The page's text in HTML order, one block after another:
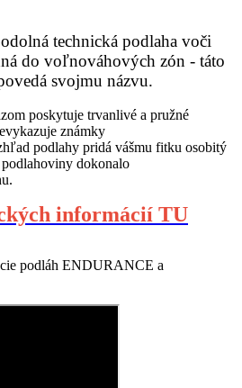
technická podlaha voči
do voľnováhových zón - táto
svojmu názvu.
poskytuje trvanlivé a pružné
známky
podlahy pridá vášmu fitku osobitý
dokonalo
informácií TU
podláh ENDURANCE a